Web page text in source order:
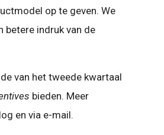
op te geven. We
betere indruk van de
van het tweede kwartaal
bieden. Meer
en via e-mail.